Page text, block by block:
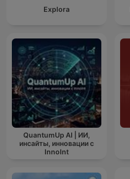
Explora
QuantumUp AI | ИИ,
инсайты, инновации с
InnoInt